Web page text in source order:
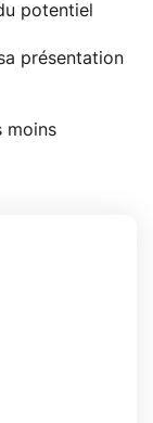
potentiel
présentation
moins